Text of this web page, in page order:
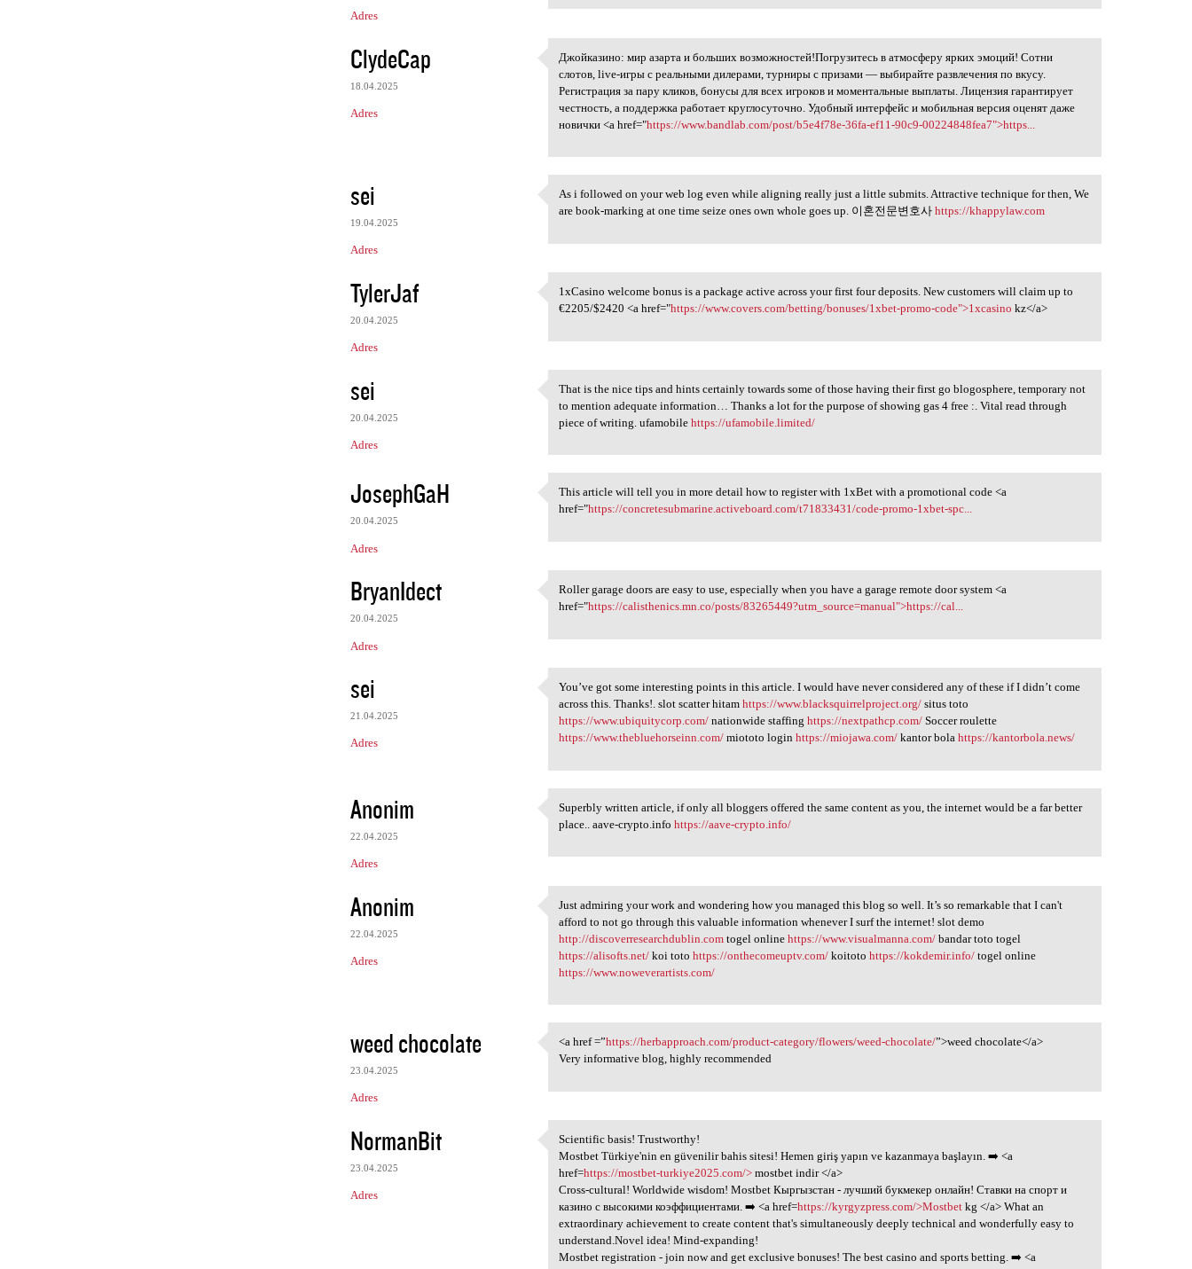
Adres
ClydeCap
18.04.2025
Adres
Джойказино: мир азарта и
Джойказино: мир азарта и больших возможностей!Погрузитесь в атмосферу ярких эмоций! Сотни
слотов, live-игры с реальными дилерами, турниры с призами — выбирайте развлечения по вкусу.
Регистрация за пару кликов, бонусы для всех игроков и моментальные выплаты. Лицензия гарантирует
честность, а поддержка работает круглосуточно. Удобный интерфейс и мобильная версия оценят даже
новички <a href="https://www.bandlab.com/post/b5e4f78e-36fa-ef11-90c9-00224848fea7">https...
sei
19.04.2025
Adres
As i followed on your web log
As i followed on your web log even while aligning really just a little submits. Attractive technique for then, We
are book-marking at one time seize ones own whole goes up. 이혼전문변호사https://khappylaw.com
TylerJaf
20.04.2025
Adres
1xCasino welcome bonus is a
1xCasino welcome bonus is a package active across your first four deposits. New customers will claim up to
€2205/$2420 <a href="https://www.covers.com/betting/bonuses/1xbet-promo-code">1xcasino kz</a>
sei
20.04.2025
Adres
That is the nice tips and
That is the nice tips and hints certainly towards some of those having their first go blogosphere, temporary not
to mention adequate information… Thanks a lot for the purpose of showing gas 4 free :. Vital read through
piece of writing. ufamobilehttps://ufamobile.limited/
JosephGaH
20.04.2025
Adres
This article will tell you in
This article will tell you in more detail how to register with 1xBet with a promotional code <a
href="https://concretesubmarine.activeboard.com/t71833431/code-promo-1xbet-spc...
BryanIdect
20.04.2025
Adres
Roller garage doors are easy
Roller garage doors are easy to use, especially when you have a garage remote door system <a
href="https://calisthenics.mn.co/posts/83265449?utm_source=manual">https://cal...
sei
21.04.2025
Adres
You’ve got some interesting
You’ve got some interesting points in this article. I would have never considered any of these if I didn’t come
across this. Thanks!. slot scatter hitamhttps://www.blacksquirrelproject.org/ situs toto
https://www.ubiquitycorp.com/ nationwide staffinghttps://nextpathcp.com/ Soccer roulette
https://www.thebluehorseinn.com/ miototo loginhttps://miojawa.com/ kantor bolahttps://kantorbola.news/
Anonim
22.04.2025
Adres
Superbly written article, if
Superbly written article, if only all bloggers offered the same content as you, the internet would be a far better
place.. aave-crypto.infohttps://aave-crypto.info/
Anonim
22.04.2025
Adres
Just admiring your work and
Just admiring your work and wondering how you managed this blog so well. It’s so remarkable that I can't
afford to not go through this valuable information whenever I surf the internet! slot demo
http://discoverresearchdublin.com togel onlinehttps://www.visualmanna.com/ bandar toto togel
https://alisofts.net/ koi totohttps://onthecomeuptv.com/ koitotohttps://kokdemir.info/ togel online
https://www.noweverartists.com/
weed chocolate
23.04.2025
Adres
<a href =”https:/
<a href =”https://herbapproach.com/product-category/flowers/weed-chocolate/”>weed chocolate</a>
Very informative blog, highly recommended
NormanBit
23.04.2025
Adres
Scientific basis! Trustworthy
Scientific basis! Trustworthy!
Mostbet Türkiye'nin en güvenilir bahis sitesi! Hemen giriş yapın ve kazanmaya başlayın. ➡️ <a
href=https://mostbet-turkiye2025.com/> mostbet indir </a>
Cross-cultural! Worldwide wisdom! Mostbet Кыргызстан - лучший букмекер онлайн! Ставки на спорт и
казино с высокими коэффициентами. ➡️ <a href=https://kyrgyzpress.com/>Mostbet kg </a> What an
extraordinary achievement to create content that's simultaneously deeply technical and wonderfully easy to
understand.Novel idea! Mind-expanding!
Mostbet registration - join now and get exclusive bonuses! The best casino and sports betting. ➡️ <a